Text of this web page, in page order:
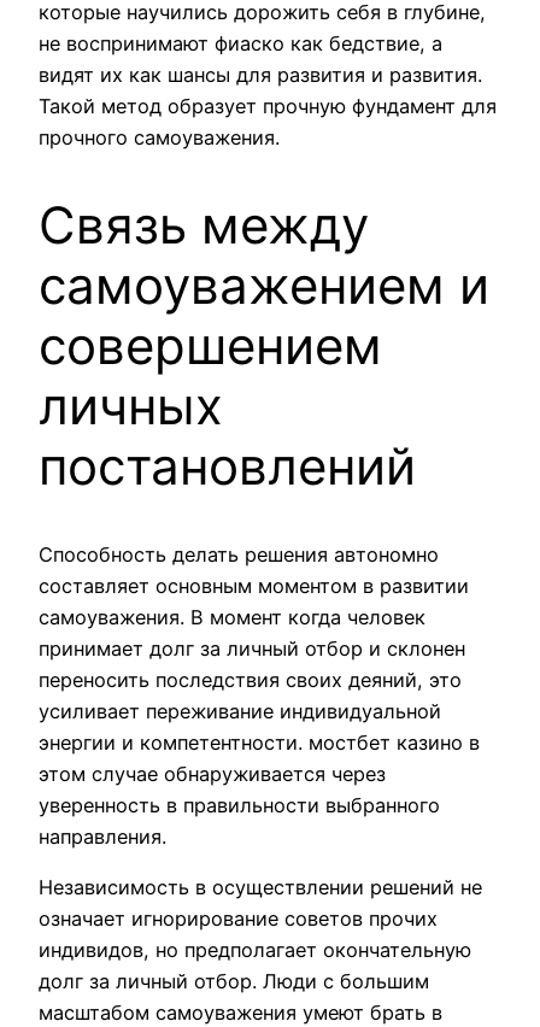
которые научились дорожить себя в глубине,
не воспринимают фиаско как бедствие, а
видят их как шансы для развития и развития.
Такой метод образует прочную фундамент для
прочного самоуважения.
Связь между
самоуважением и
совершением
личных
постановлений
Способность делать решения автономно
составляет основным моментом в развитии
самоуважения. В момент когда человек
принимает долг за личный отбор и склонен
переносить последствия своих деяний, это
усиливает переживание индивидуальной
энергии и компетентности. мостбет казино в
этом случае обнаруживается через
уверенность в правильности выбранного
направления.
Независимость в осуществлении решений не
означает игнорирование советов прочих
индивидов, но предполагает окончательную
долг за личный отбор. Люди с большим
масштабом самоуважения умеют брать в